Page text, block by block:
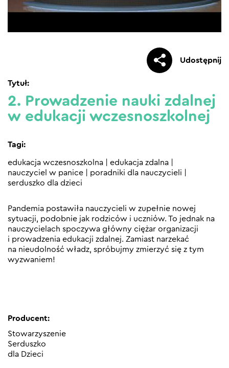
Udostępnij
2. Prowadzenie nauki zdalnej
w edukacji wczesnoszkolnej
Tytuł:
Tagi:
edukacja wczesnoszkolna edukacja zdalna
nauczyciel w panice
poradniki dla nauczycieli
serduszko dla dzieci
Pandemia postawiła nauczycieli w zupełnie nowej
sytuacji, podobnie jak rodziców i uczniów. To jednak na
nauczycielach spoczywa główny ciężar organizacji
i prowadzenia edukacji zdalnej. Zamiast narzekać
na nieudolność władz, spróbujmy zmierzyć się z tym
wyzwaniem!
Producent:
Stowarzyszenie
Serduszko
dla Dzieci